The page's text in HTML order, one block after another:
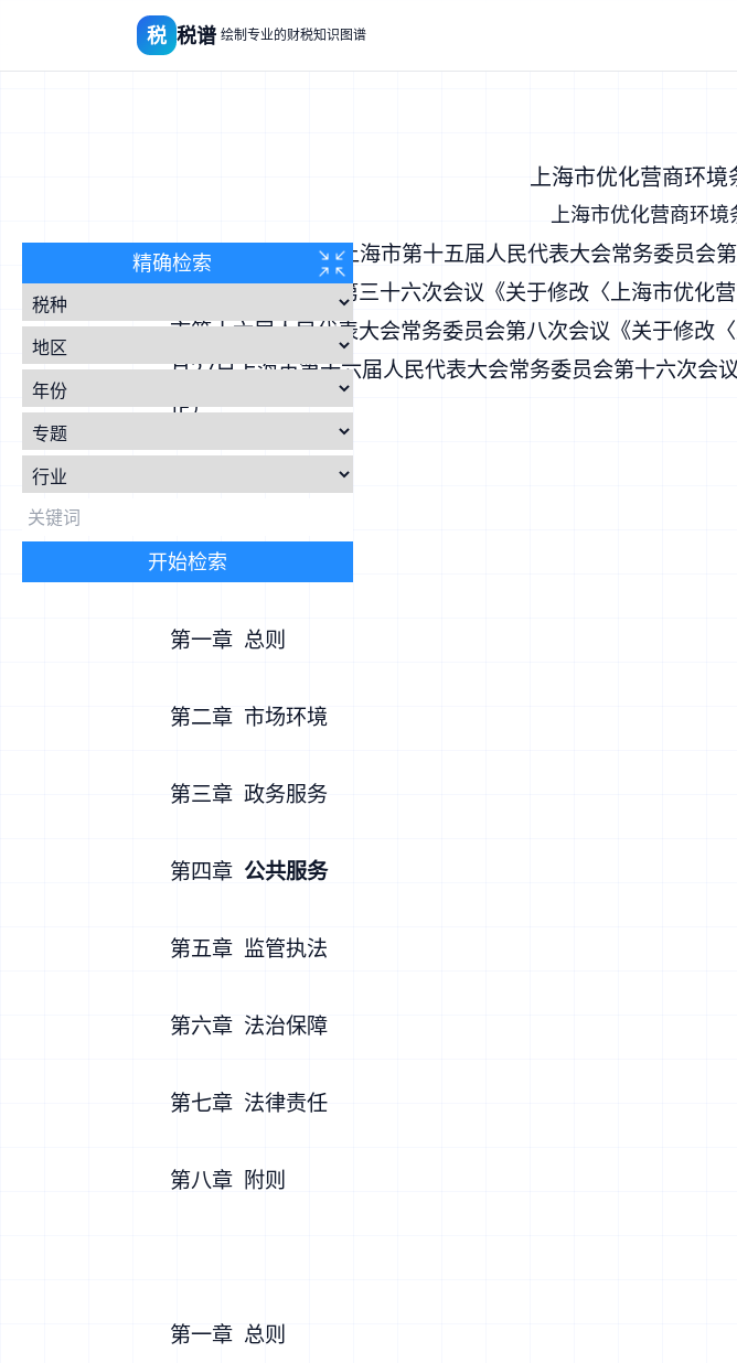
税 税谱 绘制专业的财税知识图谱
上海市优化营商环境
上海市优化营商环境
（2020年4月10日上海市第十五届人民代表大会常务委员
表大会常务委员会第三十六次会议《关于修改〈上海市优
市第十六届人民代表大会常务委员会第八次会议《关于修改
月27日上海市第十六届人民代表大会常务委员会第十六次会
正）
目 录
第一章 总则
第二章 市场环境
第三章 政务服务
第四章 公共服务
第五章 监管执法
第六章 法治保障
第七章 法律责任
第八章 附则
第一章 总则
精确检索
开始检索